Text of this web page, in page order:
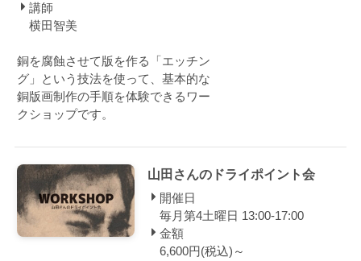
講師
横田智美
銅を腐蝕させて版を作る「エッチン
グ」という技法を使って、基本的な
銅版画制作の手順を体験できるワー
クショップです。
山田さんのドライポイント会
開催日
毎月第4土曜日 13:00-17:00
金額
6,600円(税込)～